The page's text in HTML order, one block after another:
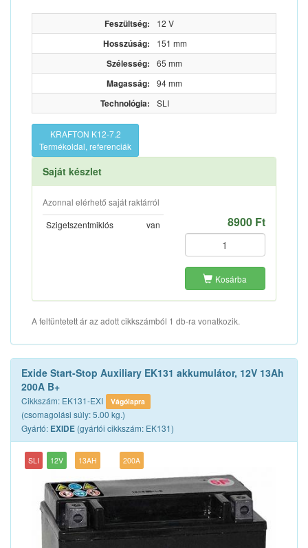
Feszültség: 12 V
Hosszúság: 151 mm
Szélesség: 65 mm
Magasság: 94 mm
Technológia: SLI
KRAFTON K12-7.2
Termékoldal, referenciák
Saját készlet
Azonnal elérhető saját raktárról
Szigetszentmiklós
van 8900 Ft
Kosárba
A feltüntetett ár az adott cikkszámból 1 db-ra vonatkozik.
Exide Start-Stop Auxiliary EK131 akkumulátor, 12V 13Ah
200A B+
Cikkszám: EK131-EXI Vágólapra
(csomagolási súly: 5.00 kg.)
Gyártó: EXIDE (gyártói cikkszám: EK131)
SLI 12V 13AH 200A